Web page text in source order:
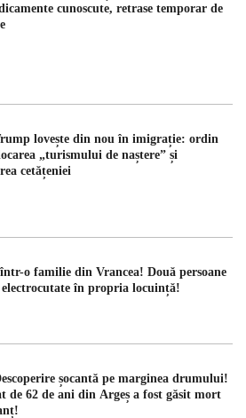
cunoscute, retrase temporar de
lovește din nou în imigrație: ordin
„turismului de naștere” și
cetățeniei
o familie din Vrancea! Două persoane
în propria locuință!
șocantă pe marginea drumului!
de 62 de ani din Argeș a fost găsit mort